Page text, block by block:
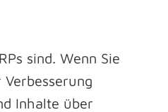
sind. Wenn Sie
Inhalte über